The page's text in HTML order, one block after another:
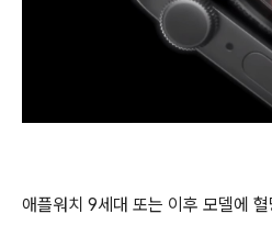
애플워치 9세대 또는 이후 모델에